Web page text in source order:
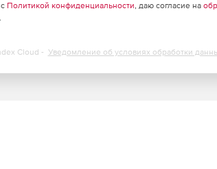
Политикой конфиденциальности, даю согласие на
Cloud - Уведомление об условиях обработки